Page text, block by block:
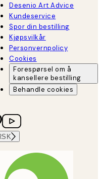
Desenio Art Advice
Kundeservice
Spor din bestilling
Kjøpsvilkår
Personvernpolicy
Cookies
Forespørsel om å
kansellere bestilling
Behandle cookies